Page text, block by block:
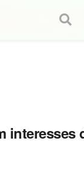
interesses